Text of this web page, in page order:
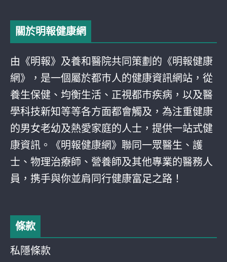
關於明報健康網
由《明報》及養和醫院共同策劃的《明報健康
網》，是一個屬於都巿人的健康資訊網站，從
養生保健、均衡生活、正視都巿疾病，以及醫
學科技新知等等各方面都會觸及，為注重健康
的男女老幼及熱愛家庭的人士，提供一站式健
康資訊。《明報健康網》聯同一眾醫生、護
士、物理治療師、營養師及其他專業的醫務人
員，携手與你並肩同行健康富足之路！
條款
私隱條款